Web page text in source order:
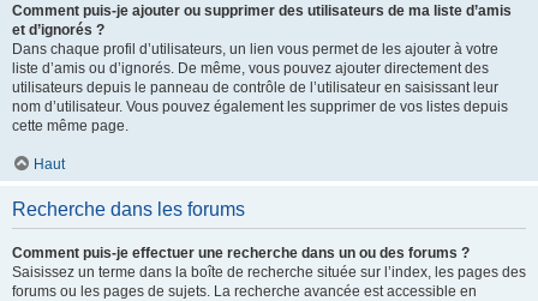
Comment puis-je ajouter ou supprimer des utilisateurs de ma liste d’amis
et d’ignorés ?
Dans chaque profil d’utilisateurs, un lien vous permet de les ajouter à votre
liste d’amis ou d’ignorés. De même, vous pouvez ajouter directement des
utilisateurs depuis le panneau de contrôle de l’utilisateur en saisissant leur
nom d’utilisateur. Vous pouvez également les supprimer de vos listes depuis
cette même page.
Haut
Recherche dans les forums
Comment puis-je effectuer une recherche dans un ou des forums ?
Saisissez un terme dans la boîte de recherche située sur l’index, les pages des
forums ou les pages de sujets. La recherche avancée est accessible en